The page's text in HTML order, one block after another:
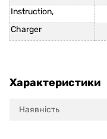
Instruction,
Charger
Характеристики
Наявність